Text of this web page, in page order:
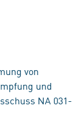
von
und
NA 031-